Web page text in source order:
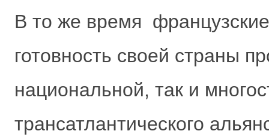
В то же время
готовность своей страны
национальной, так и
трансатлантического